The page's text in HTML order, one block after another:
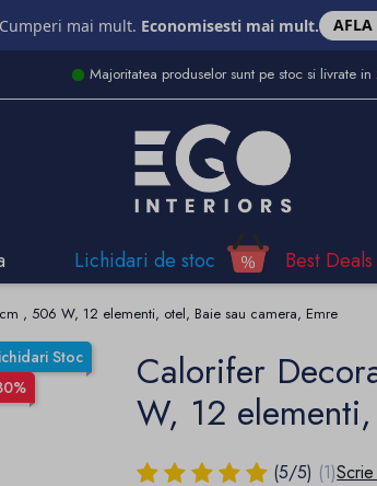
Cumperi mai mult. Economisesti mai mult. AFLA
Majoritatea produselor sunt pe stoc si livrate
Lichidari de stoc Best Deals
, 506 W, 12 elementi, otel, Baie sau camera, Emre
Stoc
Calorifer
W, 12
(5/5) (1)